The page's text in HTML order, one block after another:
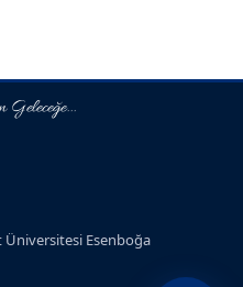
Geleceğe...
Üniversitesi Esenboğa